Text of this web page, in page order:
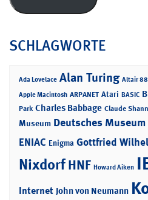
SCHLAGWORTE
Ada Lovelace Alan Turing Altair
Apple Macintosh ARPANET Atari BASIC
Park Charles Babbage Claude
Museum Deutsches Museum
ENIAC Enigma Gottfried
NixdorfHNF Howard Aiken
Internet John von Neumann